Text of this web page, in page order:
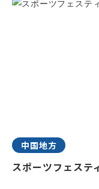
中国地方
スポーツフェス